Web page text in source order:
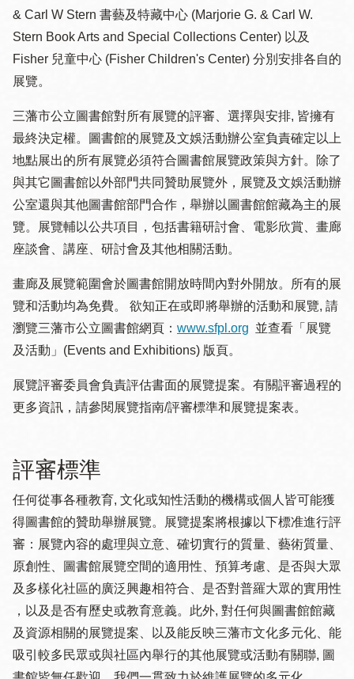
& Carl W Stern 書藝及特藏中心 (Marjorie G. & Carl W.
Stern Book Arts and Special Collections Center) 以及
Fisher 兒童中心 (Fisher Children's Center) 分別安排各自的
展覽。
三藩市公立圖書館對所有展覽的評審、選擇與安排, 皆擁有
最終決定權。圖書館的展覽及文娛活動辦公室負責確定以上
地點展出的所有展覽必須符合圖書館展覽政策與方針。除了
與其它圖書館以外部門共同贊助展覽外，展覽及文娛活動辦
公室還與其他圖書館部門合作，舉辦以圖書館館藏為主的展
覽。展覽輔以公共項目，包括書籍研討會、電影欣賞、畫廊
座談會、講座、研討會及其他相關活動。
畫廊及展覽範圍會於圖書館開放時間內對外開放。所有的展
覽和活動均為免費。 欲知正在或即將舉辦的活動和展覽, 請
瀏覽三藩市公立圖書館網頁： www.sfpl.org 並查看「展覽
及活動」(Events and Exhibitions) 版頁。
展覽評審委員會負責評估書面的展覽提案。有關評審過程的
更多資訊，請參閱展覽指南/評審標準和展覽提案表。
評審標準
任何從事各種教育, 文化或知性活動的機構或個人皆可能獲
得圖書館的贊助舉辦展覽。展覽提案將根據以下標准進行評
審：展覽內容的處理與立意、確切實行的質量、藝術質量、
原創性、圖書館展覽空間的適用性、預算考慮、是否與大眾
及多樣化社區的廣泛興趣相符合、是否對普羅大眾的實用性
，以及是否有歷史或教育意義。此外, 對任何與圖書館館藏
及資源相關的展覽提案、以及能反映三藩市文化多元化、能
吸引較多民眾或與社區內舉行的其他展覽或活動有關聯, 圖